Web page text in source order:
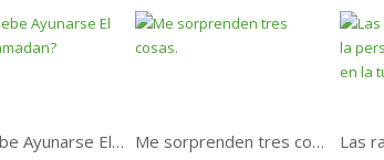
Quien debe Ayunarse El Mes De Ramadan? Me sorprenden tres cosas.